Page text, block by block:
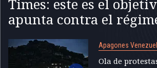
Times: este es el
apunta contra el
Apagones
Ola de